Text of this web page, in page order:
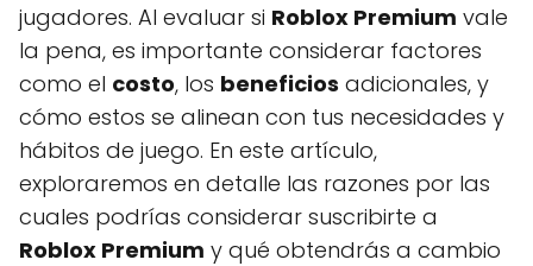
jugadores. Al evaluar si Roblox Premium vale
la pena, es importante considerar factores
como el costo, los beneficios adicionales, y
cómo estos se alinean con tus necesidades y
hábitos de juego. En este artículo,
exploraremos en detalle las razones por las
cuales podrías considerar suscribirte a
Roblox Premium y qué obtendrás a cambio